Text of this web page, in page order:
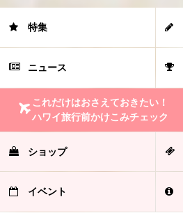
特集
ニュース
これだけはおさえておきたい！
ハワイ旅行前かけこみチェック
ショップ
イベント